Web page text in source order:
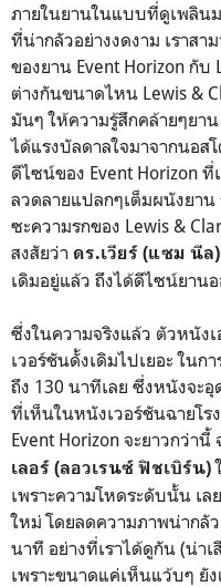
ภายในยานในแบบที่ดูเพลิน
ที่น่ากลัวอย่างงดงาม เราส
ของยาน Event Horizon กับ
ต่างกันขนาดไหน Lewis &
มันๆ ให้ความรู้สึกคล้ายๆยา
ได้แรงบัลดาลใจมาจากนอส
ดีไซน์ของ Event Horizon
ลวดลายแปลกๆเต็มผนังยาน
ซะความรกของ Lewis &
สงสัยว่า ดร.เวียร์ (แซม นีล)
เดิมอยู่แล้ว ถึงได้ดีไซน์ยาน
ซึ่งในความจริงแล้ว ตัวหนัง
เวอร์ชันดั้งเดิมไปเยอะ ใน
ถึง 130 นาทีเลย ซึ่งหนังจะ
ที่เห็นในหนังเวอร์ชันฉายโร
Event Horizon จะยาวกว่า
เลอร์ (ลอวเรนซ์ ฟิชเบิร์น)
เพราะความโหดระดับนั้น เ
ใหม่ โดยลดความภาพน่ากลั
นาที อย่างที่เราได้ดูกัน (น่า
เพราะขนาดแค่เห็นแว้บๆ ยั